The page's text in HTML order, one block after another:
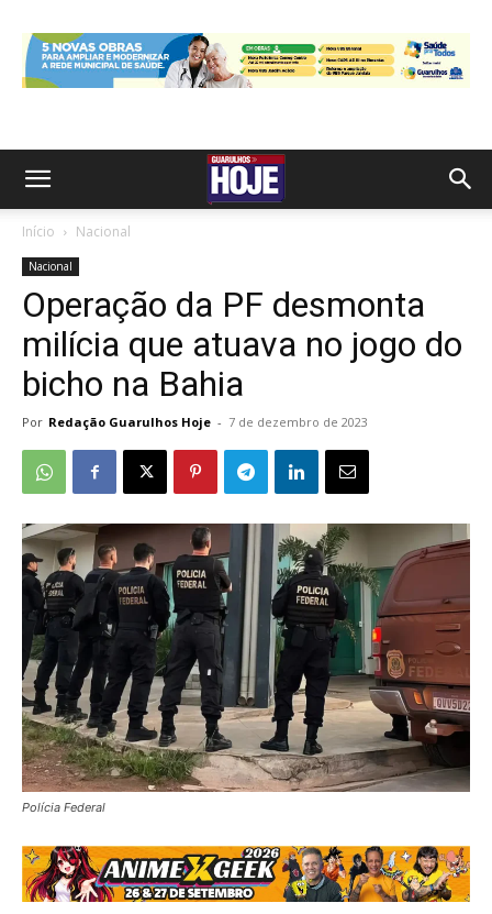
Início Nacional
Nacional
Operação da PF desmonta
milícia que atuava no jogo do
bicho na Bahia
Por Redação Guarulhos Hoje - 7 de dezembro de 2023
Polícia Federal